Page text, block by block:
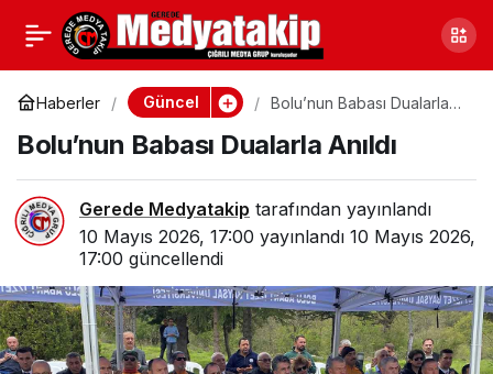
Haberler Güncel
Bolu’nun Babası Dualarla
Bolu’nun Babası Dualarla Anıldı
Gerede Medyatakip tarafından yayınlandı
10 Mayıs 2026, 17:00 yayınlandı 10 Mayıs 2026,
17:00 güncellendi
Genç Kızlar Arasında
“Erkek Arkadaş”
Kavgası Kanlı Bitti
Paylaş